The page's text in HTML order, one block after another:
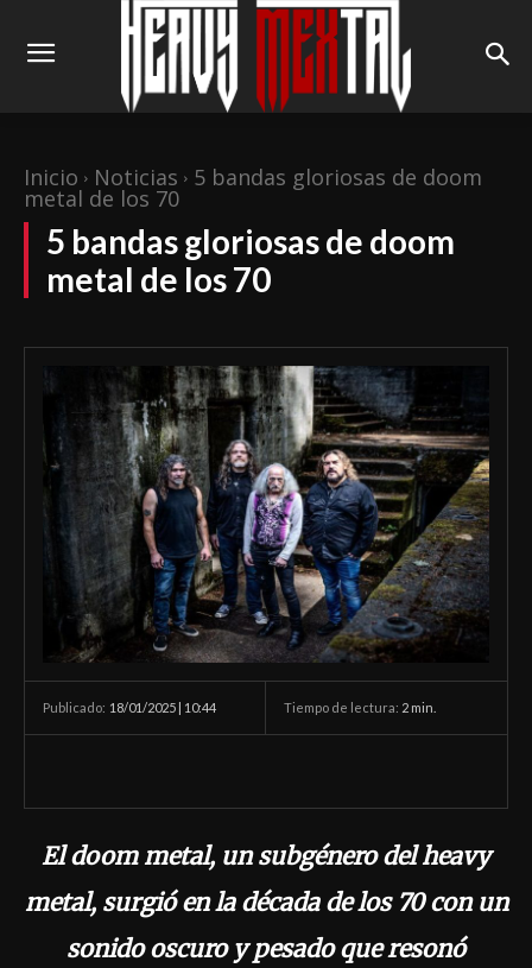
Inicio Noticias 5 bandas gloriosas de doom
metal de los 70
5 bandas gloriosas de doom
metal de los 70
Publicado: 18/01/2025 | 10:44 Tiempo de lectura: 2 min.
El doom metal, un subgénero del heavy
metal, surgió en la década de los 70 con un
sonido oscuro y pesado que resonó